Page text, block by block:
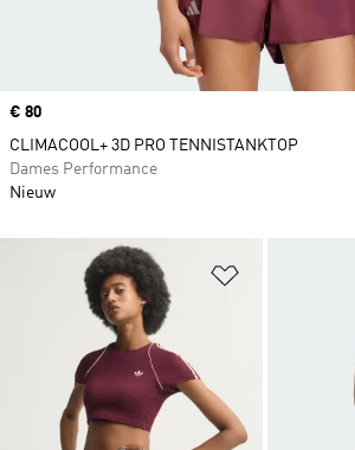
Op
Price
€ 80
CLIMACOOL+ 3D PRO TENNISTANKTOP
Dames Performance
Nieuw